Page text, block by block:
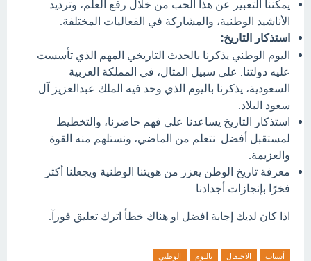
يمكننا التعبير عن هذا الحب من خلال رفع العلم، وترديد
الأناشيد الوطنية، والمشاركة في الفعاليات المختلفة.
استذكار التاريخ:
اليوم الوطني يذكرنا بالحدث التاريخي المهم الذي تأسست
عليه دولتنا. على سبيل المثال، في المملكة العربية
السعودية، يذكرنا باليوم الذي وحد فيه الملك عبدالعزيز آل
سعود البلاد.
استذكار التاريخ يساعدنا على فهم حاضرنا، والتخطيط
لمستقبل أفضل. نتعلم من الماضي، ونستلهم منه القوة
والعزيمة.
معرفة تاريخ الوطن يعزز من هويتنا الوطنية ويجعلنا أكثر
فخرًا بإنجازات أجدادنا.
اذا كان لديك إجابة افضل او هناك خطأ اترك تعليق فورآ.
أسباب الاحتفال باليوم الوطني